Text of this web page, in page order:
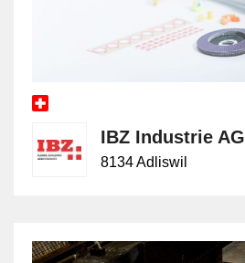
IBZ Industrie AG
8134 Adliswil